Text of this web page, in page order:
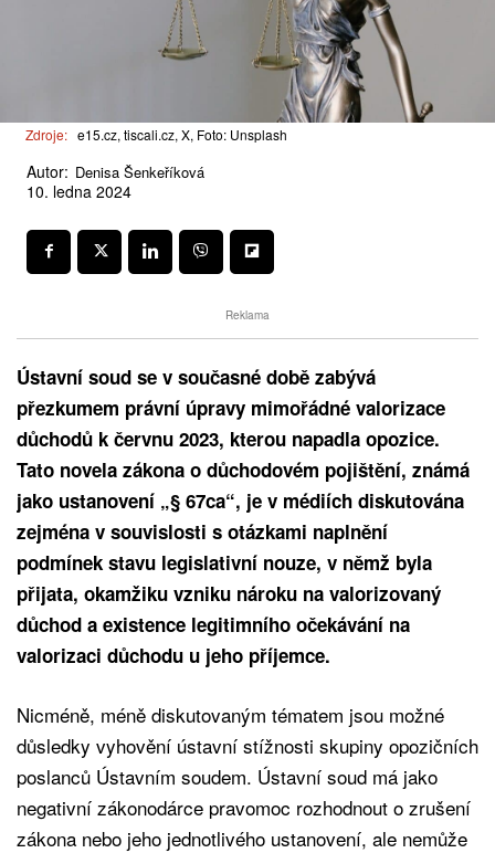
Zdroje: e15.cz, tiscali.cz, X, Foto: Unsplash
Autor: Denisa Šenkeříková
10. ledna 2024
Reklama
Ústavní soud se v současné době zabývá
přezkumem právní úpravy mimořádné valorizace
důchodů k červnu 2023, kterou napadla opozice.
Tato novela zákona o důchodovém pojištění, známá
jako ustanovení „§ 67ca“, je v médiích diskutována
zejména v souvislosti s otázkami naplnění
podmínek stavu legislativní nouze, v němž byla
přijata, okamžiku vzniku nároku na valorizovaný
důchod a existence legitimního očekávání na
valorizaci důchodu u jeho příjemce.
Nicméně, méně diskutovaným tématem jsou možné
důsledky vyhovění ústavní stížnosti skupiny opozičních
poslanců Ústavním soudem. Ústavní soud má jako
negativní zákonodárce pravomoc rozhodnout o zrušení
zákona nebo jeho jednotlivého ustanovení, ale nemůže